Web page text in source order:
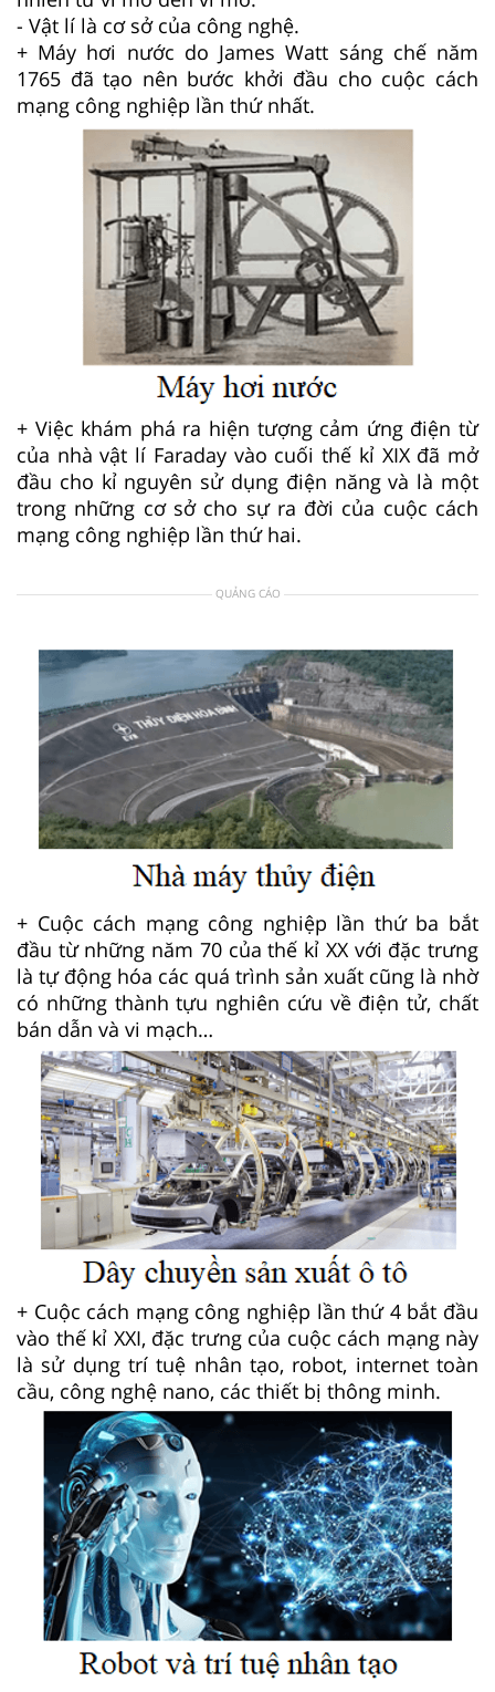
- Vật lí là cơ sở của công nghệ.
+ Máy hơi nước do James Watt sáng chế năm
1765 đã tạo nên bước khởi đầu cho cuộc cách
mạng công nghiệp lần thứ nhất.
+ Việc khám phá ra hiện tượng cảm ứng điện từ
của nhà vật lí Faraday vào cuối thế kỉ XIX đã mở
đầu cho kỉ nguyên sử dụng điện năng và là một
trong những cơ sở cho sự ra đời của cuộc cách
mạng công nghiệp lần thứ hai.
QUẢNG CÁO
+ Cuộc cách mạng công nghiệp lần thứ ba bắt
đầu từ những năm 70 của thế kỉ XX với đặc trưng
là tự động hóa các quá trình sản xuất cũng là nhờ
có những thành tựu nghiên cứu về điện tử, chất
bán dẫn và vi mạch…
+ Cuộc cách mạng công nghiệp lần thứ 4 bắt đầu
vào thế kỉ XXI, đặc trưng của cuộc cách mạng này
là sử dụng trí tuệ nhân tạo, robot, internet toàn
cầu, công nghệ nano, các thiết bị thông minh.